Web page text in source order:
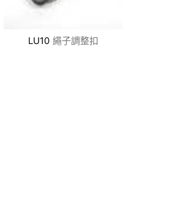
LU10 繩子調整扣